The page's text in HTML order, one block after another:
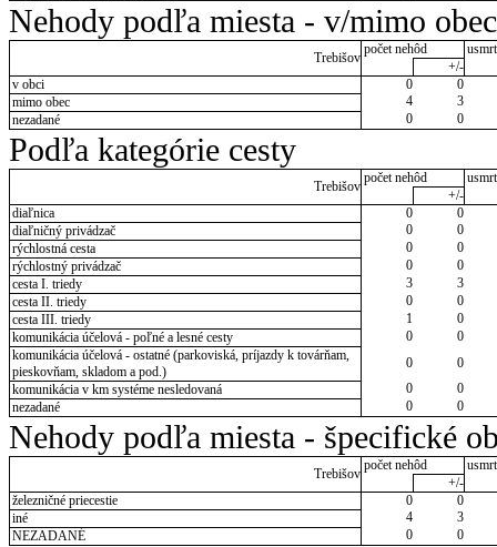
Nehody podľa miesta - v/mimo obec
Trebišov
počet nehôd
+/-
v obci
0
0
mimo obec
4
3
nezadané
0 0
Podľa kategórie cesty
Trebišov
počet nehôd
+/-
diaľnica
0
0
diaľničný privádzač
0
0
rýchlostná cesta
0
0
rýchlostný privádzač
0
0
cesta I. triedy
3
3
cesta II. triedy
0
0
cesta III. triedy
1
0
komunikácia účelová - poľné a lesné cesty
0
0
komunikácia účelová - ostatné (parkoviská, príjazdy k továrňam,
pieskovňam, skladom a pod.)
0
0
komunikácia v km systéme nesledovaná
0
0
nezadané
0 0
Nehody podľa miesta - špecifické
Trebišov
počet nehôd
+/-
železničné priecestie
0
0
iné
4
3
NEZADANÉ
0 0